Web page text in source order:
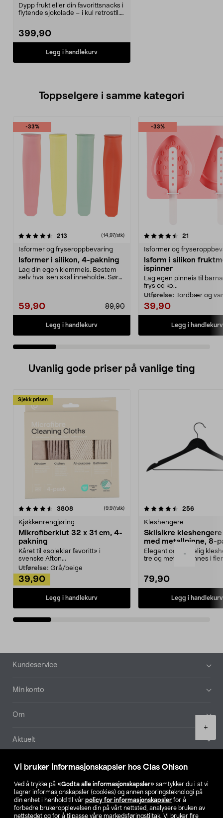
Vi bruker informasjonskapsler hos Clas Ohlson
Ved å trykke på «Godta alle informasjonskapsler» samtykker du i at vi
lagrer informasjonskapsler (cookies) og annen sporingsteknologi på
din enhet i henhold til vår policy for informasjonskapsler for å
forbedre brukeropplevelsen din på vårt nettsted, analysere bruken av
nettstedet og for å tilpasse våre markedsføringstiltak. Vi bruker fire
-
+
Dypp frukt eller din favorittsnacks i
flytende sjokolade – i kul retrostil.
399,90
Legg i handlekurv
Toppselgere i samme kategori
-33%
213 anmeldelser(14,97/stk)
Isformer og fryseroppbevaring
Isformer i silikon, 4-pakning
Lag din egen klemmeis. Bestem
selv hva isen skal inneholde. Sørg
59,90 89,90
Legg i handlekurv
-33%
4.5 av 5 stjerner 21
Isformer og
Isform i silikon
ispinner
Lag egen pinneis til
frys og ko...
Utførelse:
Jordbær og
39,90
Legg i handlekurv
3.5 av 5 stjerner
Uvanlig gode priser på vanlige ting
Sjekk prisen
3808anmeldelser(9,97/stk)
Kjøkkenrengjøring
Mikrofiberklut 32 x 31 cm, 4-
pakning
Kåret til «soleklar favoritt» i
svenske Afton...
Utførelse: Grå/beige
39,90
Legg i handlekurv
4.5av 5 stjerner 256
Kleshengere
Sklisikre
med metallpinne, 8-
Elegant og skikkelig
tre og metall – finnes i
79,90
Legg i handlekurv
4.5av 5 stjerner
Bunntekst
Kundeservice
Min konto
Om
Aktuelt
Våre selskaper
Finn din butikk
SE NO FI